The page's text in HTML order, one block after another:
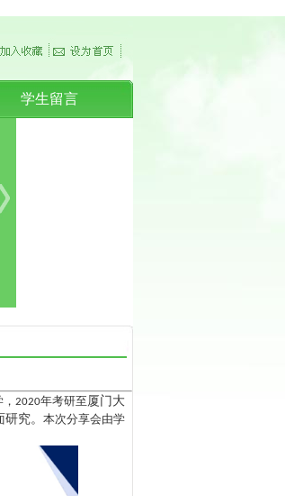
学生留言
2020年考研至厦门大
究。 本次分享会由学